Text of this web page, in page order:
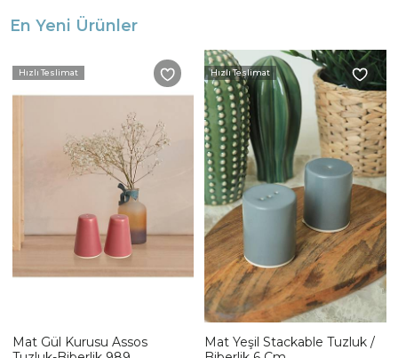
En Yeni Ürünler
Hızlı Teslimat
Mat Gül Kurusu Assos
Hızlı Teslimat
Mat Yeşil Stackable Tuzluk /